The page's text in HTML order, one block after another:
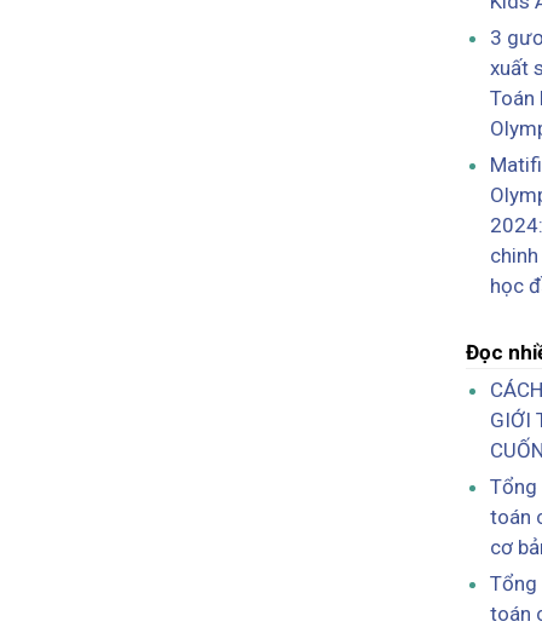
3
xuất
Toán
học
Đọc
GIỚI
Tổng
toán
cơ
Tổng
toán